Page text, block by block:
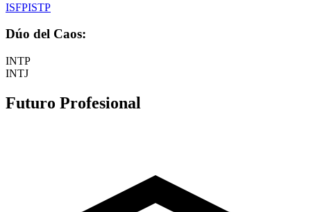
ISFPISTP
Dúo del Caos:
INTP
INTJ
Futuro Profesional